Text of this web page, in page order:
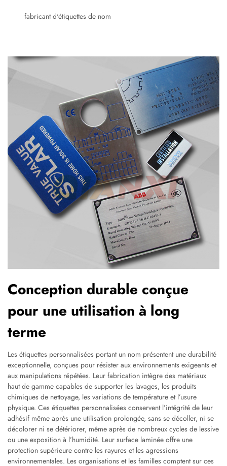
fabricant d'étiquettes de nom
Conception durable conçue
pour une utilisation à long
terme
Les étiquettes personnalisées portant un nom présentent une durabilité
exceptionnelle, conçues pour résister aux environnements exigeants et
aux manipulations répétées. Leur fabrication intègre des matériaux
haut de gamme capables de supporter les lavages, les produits
chimiques de nettoyage, les variations de température et l’usure
physique. Ces étiquettes personnalisées conservent l’intégrité de leur
adhésif même après une utilisation prolongée, sans se décoller, ni se
décolorer ni se détériorer, même après de nombreux cycles de lessive
ou une exposition à l’humidité. Leur surface laminée offre une
protection supérieure contre les rayures et les agressions
environnementales. Les organisations et les familles comptent sur ces